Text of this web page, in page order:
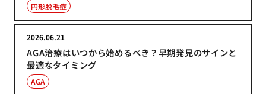
円形脱毛症
AGA治療はいつから始めるべき？早期発見のサインと
最適なタイミング
2026.06.21
AGA